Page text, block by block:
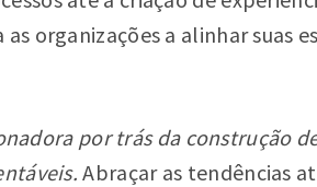
organizações a alinhar suas
por trás da construção
Abraçar as tendências